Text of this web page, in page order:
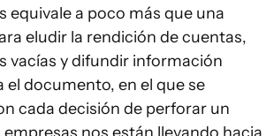
equivale a poco más que una
eludir la rendición de cuentas,
vacías y difundir información
el documento, en el que se
cada decisión de perforar un